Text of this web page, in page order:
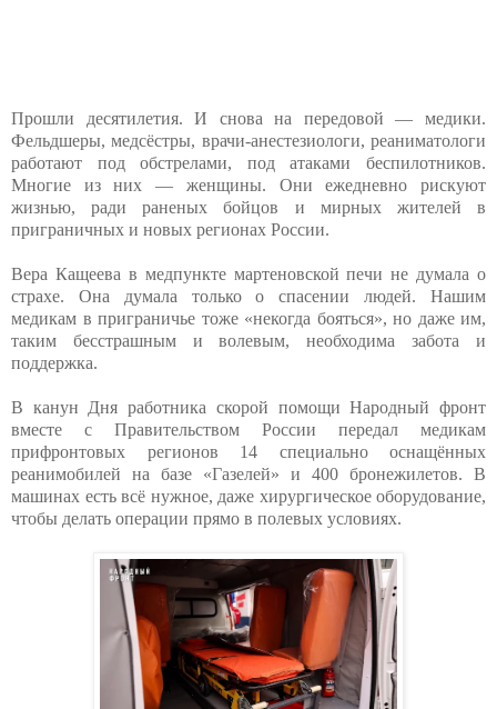
Прошли десятилетия. И снова на передовой — медики.
Фельдшеры, медсёстры, врачи-анестезиологи, реаниматологи
работают под обстрелами, под атаками беспилотников.
Многие из них — женщины. Они ежедневно рискуют
жизнью, ради раненых бойцов и мирных жителей в
приграничных и новых регионах России.
Вера Кащеева в медпункте мартеновской печи не думала о
страхе. Она думала только о спасении людей. Нашим
медикам в приграничье тоже «некогда бояться», но даже им,
таким бесстрашным и волевым, необходима забота и
поддержка.
В канун Дня работника скорой помощи Народный фронт
вместе с Правительством России передал медикам
прифронтовых регионов 14 специально оснащённых
реанимобилей на базе «Газелей» и 400 бронежилетов. В
машинах есть всё нужное, даже хирургическое оборудование,
чтобы делать операции прямо в полевых условиях.